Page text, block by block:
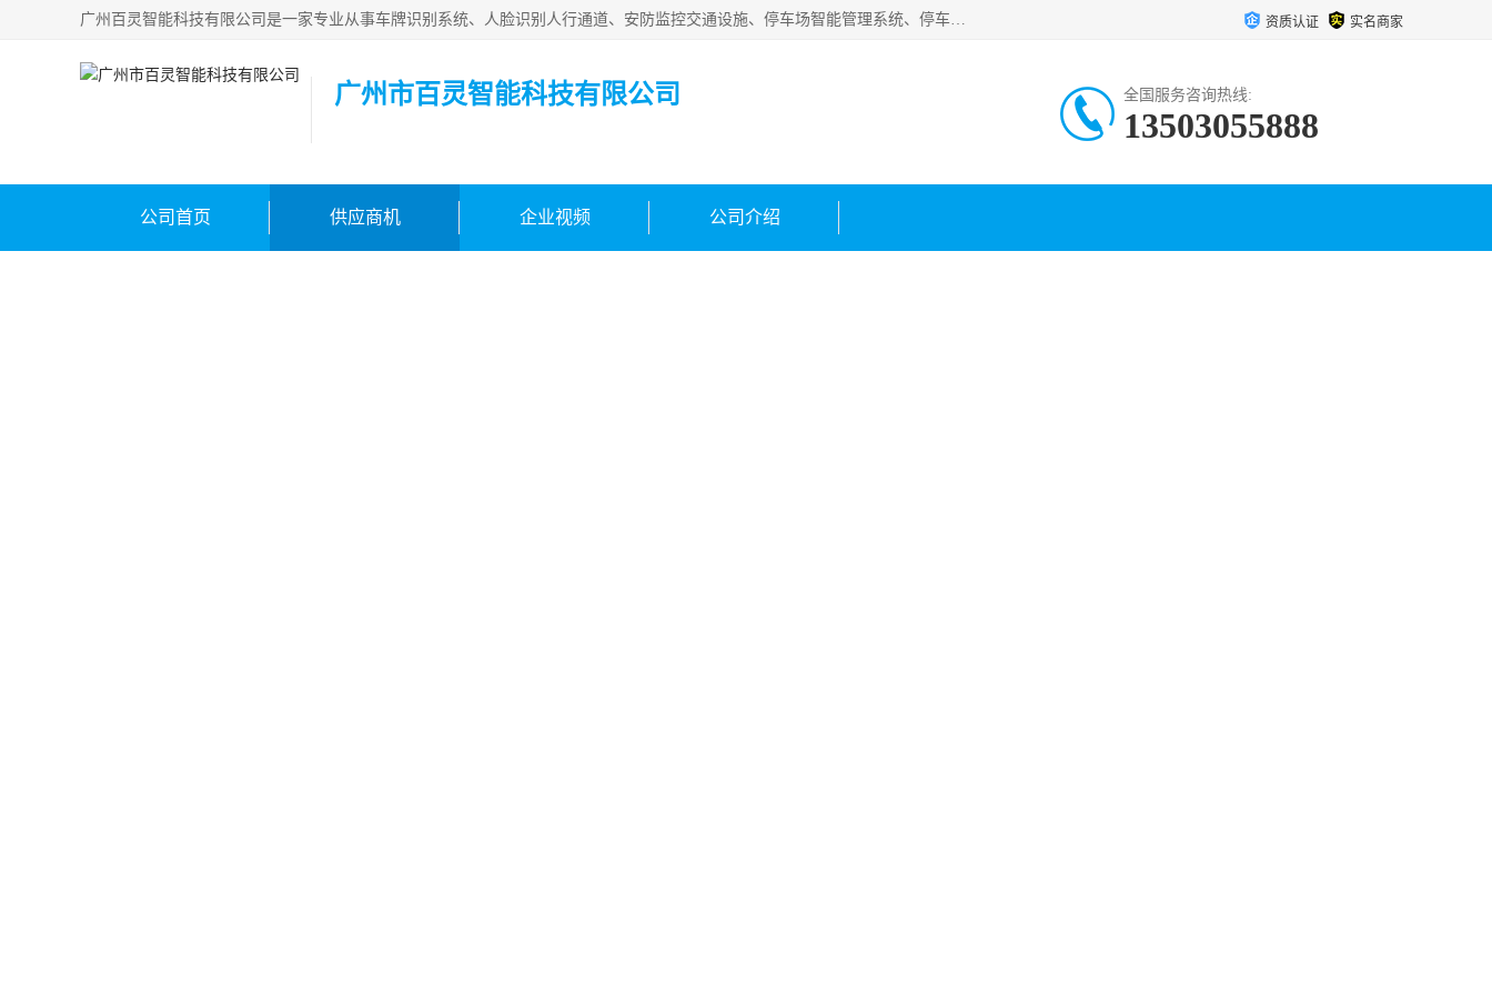
广州百灵智能科技有限公司是一家专业从事车牌识别系统、人脸识别人行通道、安防监控交通设施、停车场智能管理系统、停车场云平台、车牌识别一体机、自动道闸、通道设备、交通设施及交通划线等产品研发、生产和销售的高新技术企业。 资质认证 实名商家
广州市百灵智能科技有限公司 全国服务咨询热线:
13503055888
公司首页 供应商机 企业视频 公司介绍